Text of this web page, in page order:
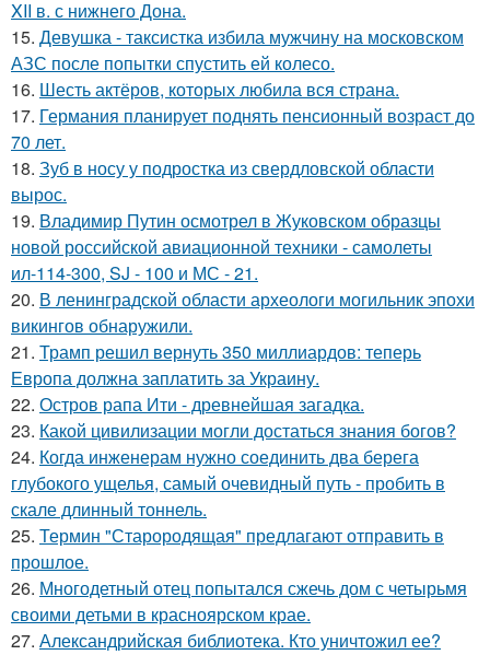
XII в. с нижнего Дона.
15. Девушка - таксистка избила мужчину на московском
АЗС после попытки спустить ей колесо.
16. Шесть актёров, которых любила вся страна.
17. Германия планирует поднять пенсионный возраст до
70 лет.
18. Зуб в носу у подростка из свердловской области
вырос.
19. Владимир Путин осмотрел в Жуковском образцы
новой российской авиационной техники - самолеты
ил-114-300, SJ - 100 и МС - 21.
20. В ленинградской области археологи могильник эпохи
викингов обнаружили.
21. Трамп решил вернуть 350 миллиардов: теперь
Европа должна заплатить за Украину.
22. Остров рапа Ити - древнейшая загадка.
23. Какой цивилизации могли достаться знания богов?
24. Когда инженерам нужно соединить два берега
глубокого ущелья, самый очевидный путь - пробить в
скале длинный тоннель.
25. Термин "Старородящая" предлагают отправить в
прошлое.
26. Многодетный отец попытался сжечь дом с четырьмя
своими детьми в красноярском крае.
27. Александрийская библиотека. Кто уничтожил ее?